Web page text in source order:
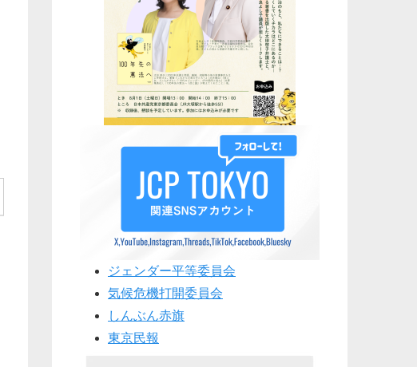
ジェンダー平等委員会
気候危機打開委員会
しんぶん赤旗
東京民報